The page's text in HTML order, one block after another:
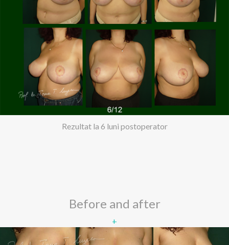
Rezultat la 6 luni postoperator
Before and after
+